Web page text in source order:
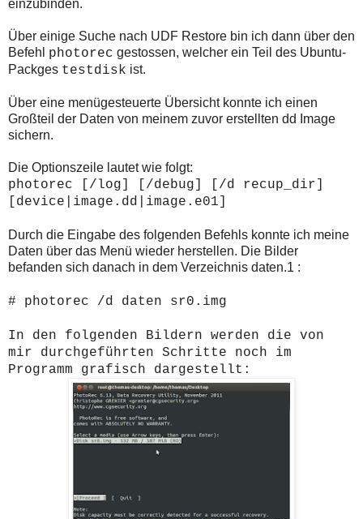
einzubinden.
Über einige Suche nach UDF Restore bin ich dann über den
Befehl photorec gestossen, welcher ein Teil des Ubuntu-
Packges testdisk ist.
Über eine menügesteuerte Übersicht konnte ich einen
Großteil der Daten von meinem zuvor erstellten dd Image
sichern.
Die Optionszeile lautet wie folgt:
photorec [/log] [/debug] [/d recup_dir]
[device|image.dd|image.e01]
Durch die Eingabe des folgenden Befehls konnte ich meine
Daten über das Menü wieder herstellen. Die Bilder
befanden sich danach in dem Verzeichnis daten.1 :
# photorec /d daten sr0.img
In den folgenden Bildern werden die von
mir durchgeführten Schritte noch im
Programm grafisch dargestellt: